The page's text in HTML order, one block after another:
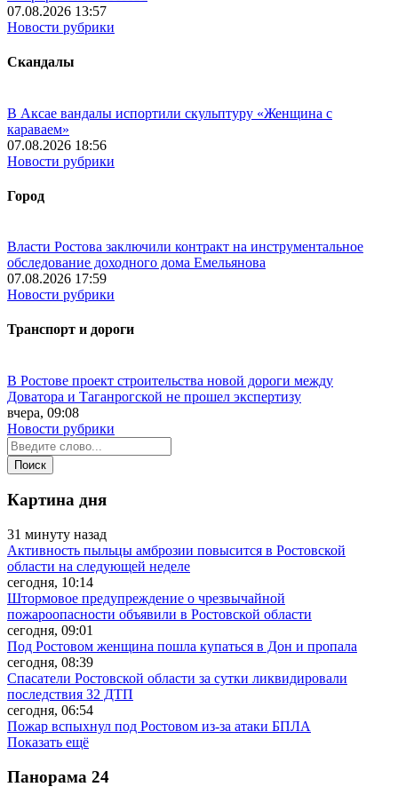
07.08.2026 13:57
Новости рубрики
Скандалы
В Аксае вандалы испортили скульптуру «Женщина с
караваем»
07.08.2026 18:56
Новости рубрики
Город
Власти Ростова заключили контракт на инструментальное
обследование доходного дома Емельянова
07.08.2026 17:59
Новости рубрики
Транспорт и дороги
В Ростове проект строительства новой дороги между
Доватора и Таганрогской не прошел экспертизу
вчера, 09:08
Новости рубрики
Картина дня
31 минуту назад
Активность пыльцы амброзии повысится в Ростовской
области на следующей неделе
сегодня, 10:14
Штормовое предупреждение о чрезвычайной
пожароопасности объявили в Ростовской области
сегодня, 09:01
Под Ростовом женщина пошла купаться в Дон и пропала
сегодня, 08:39
Спасатели Ростовской области за сутки ликвидировали
последствия 32 ДТП
сегодня, 06:54
Пожар вспыхнул под Ростовом из-за атаки БПЛА
Показать ещё
Панорама 24